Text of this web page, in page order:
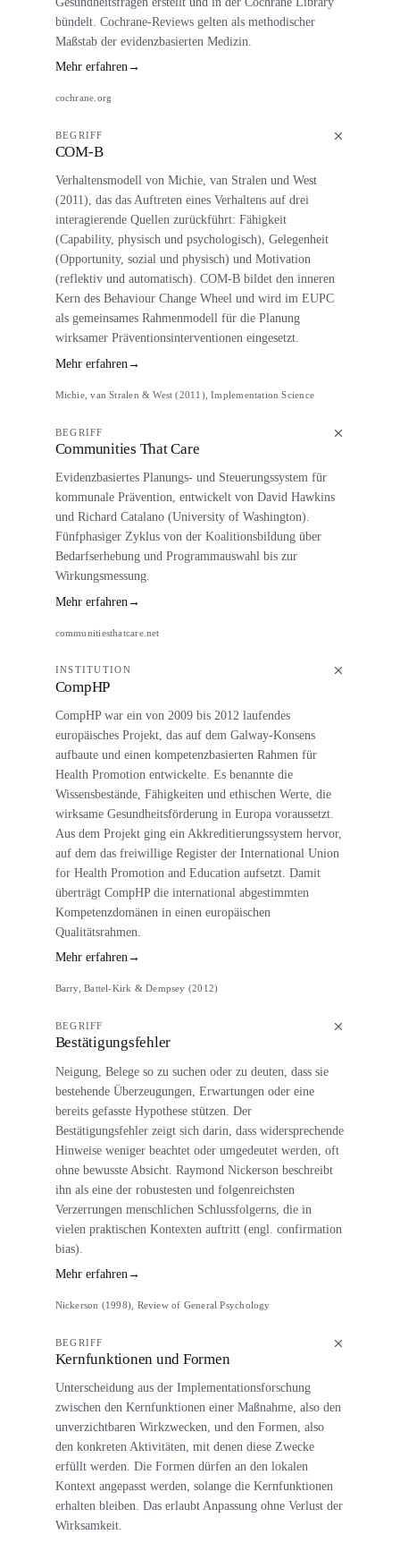
bündelt. Cochrane-Reviews gelten als methodischer
Maßstab der evidenzbasierten Medizin.
Mehr erfahren→
cochrane.org
BEGRIFF
COM-B
Verhaltensmodell von Michie, van Stralen und West
(2011), das das Auftreten eines Verhaltens auf drei
interagierende Quellen zurückführt: Fähigkeit
(Capability, physisch und psychologisch), Gelegenheit
(Opportunity, sozial und physisch) und Motivation
(reflektiv und automatisch). COM-B bildet den inneren
Kern des Behaviour Change Wheel und wird im EUPC
als gemeinsames Rahmenmodell für die Planung
wirksamer Präventionsinterventionen eingesetzt.
Mehr erfahren →
Michie, van Stralen & West (2011), Implementation Science
BEGRIFF
Communities That Care
Evidenzbasiertes Planungs- und Steuerungssystem für
kommunale Prävention, entwickelt von David Hawkins
und Richard Catalano (University of Washington).
Fünfphasiger Zyklus von der Koalitionsbildung über
Bedarfserhebung und Programmauswahl bis zur
Wirkungsmessung.
Mehr erfahren →
communitiesthatcare.net
INSTITUTION
CompHP
CompHP war ein von 2009 bis 2012 laufendes
europäisches Projekt, das auf dem Galway-Konsens
aufbaute und einen kompetenzbasierten Rahmen für
Health Promotion entwickelte. Es benannte die
Wissensbestände, Fähigkeiten und ethischen Werte, die
wirksame Gesundheitsförderung in Europa voraussetzt.
Aus dem Projekt ging ein Akkreditierungssystem hervor,
auf dem das freiwillige Register der International Union
for Health Promotion and Education aufsetzt. Damit
überträgt CompHP die international abgestimmten
Kompetenzdomänen in einen europäischen
Qualitätsrahmen.
Mehr erfahren→
Barry, Battel-Kirk & Dempsey (2012)
BEGRIFF
Bestätigungsfehler
Neigung, Belege so zu suchen oder zu deuten, dass sie
bestehende Überzeugungen, Erwartungen oder eine
bereits gefasste Hypothese stützen. Der
Bestätigungsfehler zeigt sich darin, dass widersprechende
Hinweise weniger beachtet oder umgedeutet werden, oft
ohne bewusste Absicht. Raymond Nickerson beschreibt
ihn als eine der robustesten und folgenreichsten
Verzerrungen menschlichen Schlussfolgerns, die in
vielen praktischen Kontexten auftritt (engl. confirmation
bias).
Mehr erfahren→
Nickerson (1998), Review of General Psychology
BEGRIFF
Kernfunktionen und Formen
Unterscheidung aus der Implementationsforschung
zwischen den Kernfunktionen einer Maßnahme, also den
unverzichtbaren Wirkzwecken, und den Formen, also
den konkreten Aktivitäten, mit denen diese Zwecke
erfüllt werden. Die Formen dürfen an den lokalen
Kontext angepasst werden, solange die Kernfunktionen
erhalten bleiben. Das erlaubt Anpassung ohne Verlust der
Wirksamkeit.